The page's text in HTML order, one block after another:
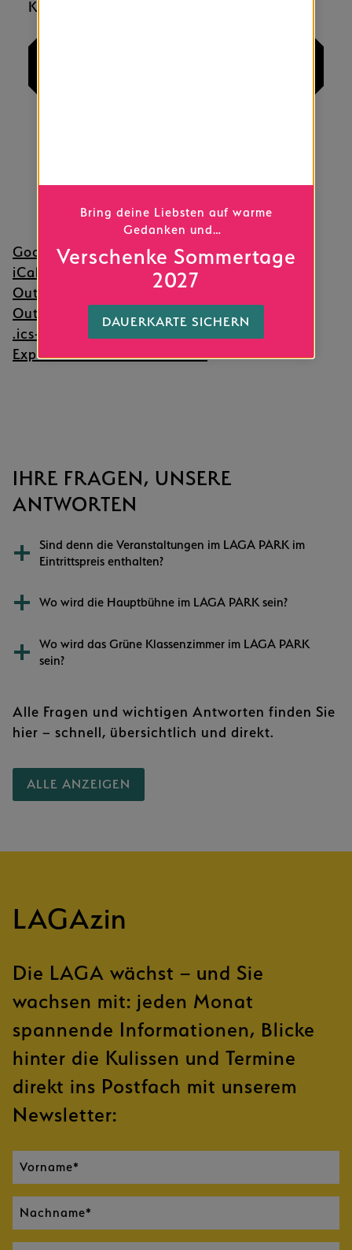
KALENDER ABONNIEREN
Google Kalender
iCalendar
Outlook 365
Outlook Live
.ics-Datei exportieren
Exportiere Outlook .ics Datei
IHRE FRAGEN, UNSERE
ANTWORTEN
Sind denn die Veranstaltungen im LAGA PARK im
Eintrittspreis enthalten?
Wo wird die Hauptbühne im LAGA PARK sein?
Wo wird das Grüne Klassenzimmer im LAGA PARK
sein?
Alle Fragen und wichtigen Antworten finden Sie
hier – schnell, übersichtlich und direkt.
ALLE ANZEIGEN
LAGAzin
Die LAGA wächst – und Sie
wachsen mit: jeden Monat
spannende Informationen, Blicke
hinter die Kulissen und Termine
direkt ins Postfach mit unserem
Newsletter:
Bring deine Liebsten auf warme
Gedanken und…
Verschenke Sommertage
2027
DAUERKARTE SICHERN